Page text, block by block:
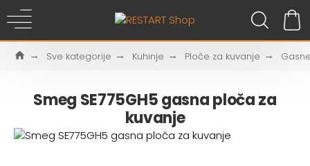
Sve kategorije Kuhinje Ploče za kuvanje
Smeg SE775GH5 gasna ploča za
kuvanje